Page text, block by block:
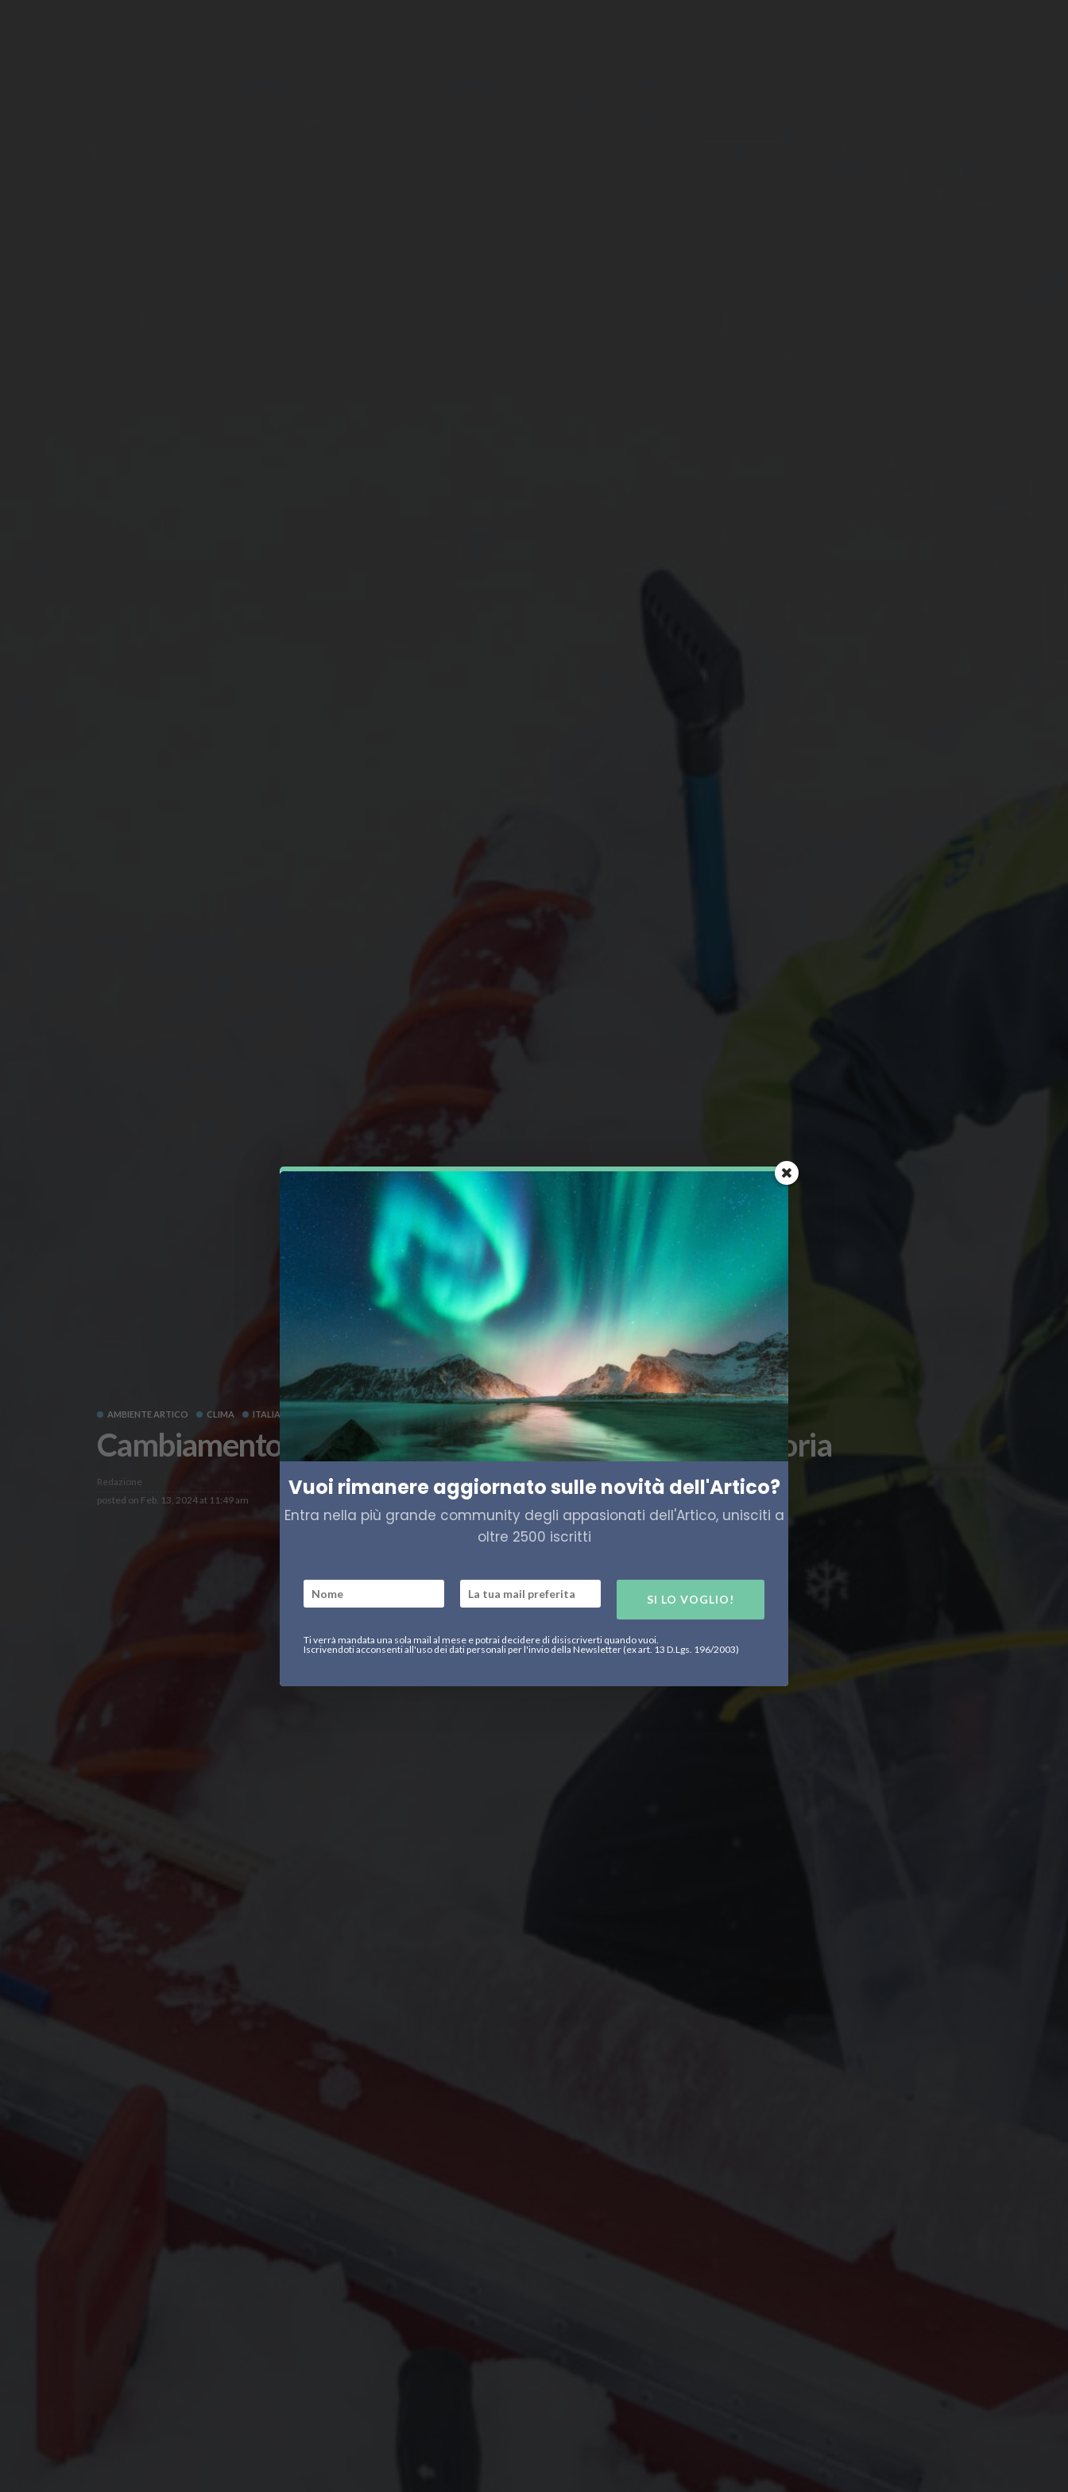
AMBIENTE ARTICO CLIMA ITALIA
Cambiamento climatico, l’Artico sta perdendo la memoria
Redazione
posted on Feb. 13, 2024 at 11:49 am Vuoi rimanere aggiornato sulle novità dell'Artico?
Entra nella più grande community degli appasionati dell'Artico, unisciti a
oltre 2500 iscritti
SI LO VOGLIO!
Ti verrà mandata una sola mail al mese e potrai decidere di disiscriverti quando vuoi.
Iscrivendoti acconsenti all'uso dei dati personali per l'invio della Newsletter (ex art. 13 D.Lgs. 196/2003)